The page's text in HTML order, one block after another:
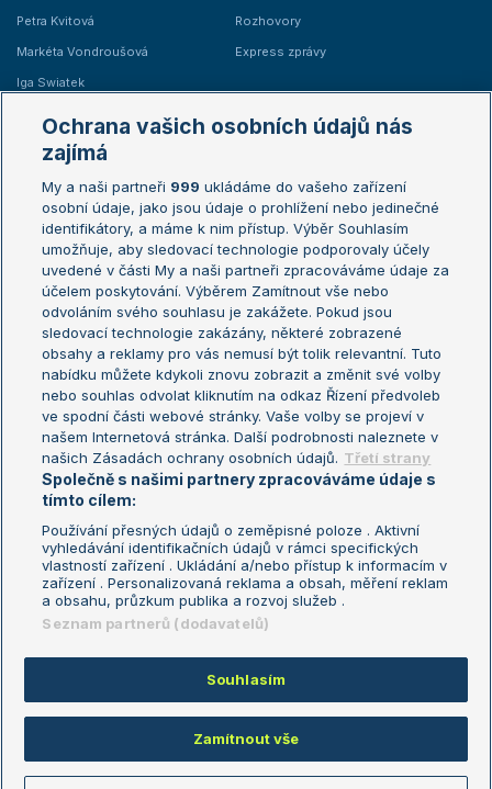
Petra Kvitová
Markéta Vondroušová
Iga Swiatek
Rozhovory
Express zprávy
Žebříčky
Žebříček ATP (muži)
Žebříček WTA (ženy)
Sázkařský žebříček
Australian Open
French Open
Wimbledon
US Open
Turnaj mistrů
Turnaj mistryň
Aktualní trendy
Fotbalové přestupy
Livesport Daily
LS Prague Open
Podmínky užití
Nastavení soukromí
GDPR a žurnalistika
Reklama
Kontakt
Informace o zpracování osobních
údajů
Copyright © 2008-2026 TenisPortal.cz. Využíváme zpravodajství ČTK.
Ochrana vašich osobních údajů nás
zajímá
My a naši partneři 999 ukládáme do vašeho zařízení
osobní údaje, jako jsou údaje o prohlížení nebo jedinečné
identifikátory, a máme k nim přístup. Výběr Souhlasím
umožňuje, aby sledovací technologie podporovaly účely
uvedené v části My a naši partneři zpracováváme údaje za
účelem poskytování. Výběrem Zamítnout vše nebo
odvoláním svého souhlasu je zakážete. Pokud jsou
sledovací technologie zakázány, některé zobrazené
obsahy a reklamy pro vás nemusí být tolik relevantní. Tuto
nabídku můžete kdykoli znovu zobrazit a změnit své volby
nebo souhlas odvolat kliknutím na odkaz Řízení předvoleb
ve spodní části webové stránky. Vaše volby se projeví v
našem Internetová stránka. Další podrobnosti naleznete v
našich Zásadách ochrany osobních údajů. Třetí strany
Společně s našimi partnery zpracováváme údaje s
tímto cílem:
Používání přesných údajů o zeměpisné poloze . Aktivní
vyhledávání identifikačních údajů v rámci specifických
vlastností zařízení . Ukládání a/nebo přístup k informacím v
zařízení . Personalizovaná reklama a obsah, měření reklam
a obsahu, průzkum publika a rozvoj služeb .
Seznam partnerů (dodavatelů)
Souhlasím
Zamítnout vše